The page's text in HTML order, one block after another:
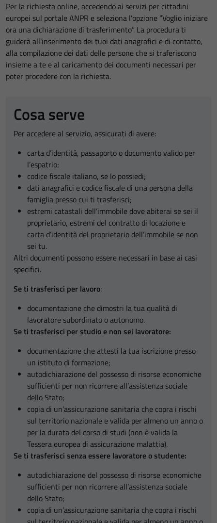
Per la richiesta online, accedendo ai servizi per cittadini
europei sul portale ANPR e seleziona l’opzione “Voglio iniziare
ora una dichiarazione di trasferimento”. La procedura ti
guiderà all’inserimento dei tuoi dati anagrafici e di contatto,
alla compilazione dei dati delle persone che si traferiscono
insieme a te e al caricamento dei documenti necessari per
poter procedere con la richiesta.
Cosa serve
Per accedere al servizio, assicurati di avere:
carta d’identità, passaporto o documento valido per
l’espatrio;
codice fiscale italiano, se lo possiedi;
dati anagrafici e codice fiscale di una persona della
famiglia presso cui ti trasferisci;
estremi catastali dell’immobile dove abiterai se sei il
proprietario, estremi del contratto di locazione e
carta d’identità del proprietario dell’immobile se non
sei tu.
Altri documenti possono essere necessari in base ai casi
specifici.
Se ti trasferisci per lavoro:
documentazione che dimostri la tua qualità di
lavoratore subordinato o autonomo.
Se ti trasferisci per studio e non sei lavoratore:
documentazione che attesti la tua iscrizione presso
un istituto di formazione;
autodichiarazione del possesso di risorse economiche
sufficienti per non ricorrere all’assistenza sociale
dello Stato;
copia di un’assicurazione sanitaria che copra i rischi
sul territorio nazionale e valida per almeno un anno o
per la durata del corso di studi (non è valida la
Tessera europea di assicurazione malattia).
Se ti trasferisci senza essere lavoratore o studente:
autodichiarazione del possesso di risorse economiche
sufficienti per non ricorrere all’assistenza sociale
dello Stato;
copia di un’assicurazione sanitaria che copra i rischi